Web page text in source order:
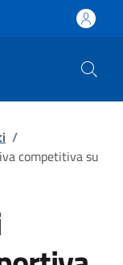
/
competitiva su